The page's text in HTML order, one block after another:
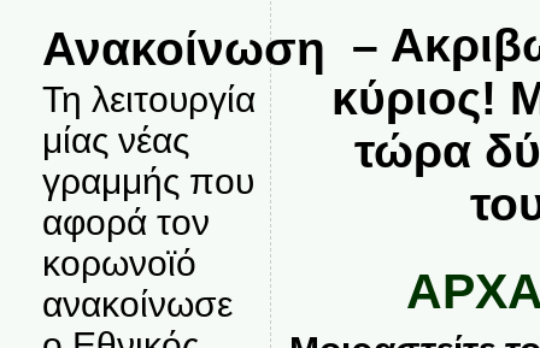
Ανακοίνωση
Τη λειτουργία
μίας νέας
γραμμής που
αφορά τον
κορωνοϊό
ανακοίνωσε
–
κύριος!
τώρα